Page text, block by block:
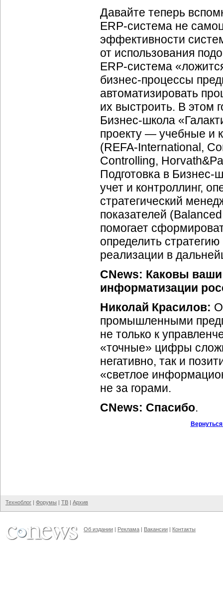
Давайте теперь
ERP-система не
эффективности
от использования
ERP-система
бизнес-процессы
автоматизировать
их выстроить. В этом
Бизнес-школа
проекту — учебные и
(REFA-International,
Controlling,
Подготовка в Бизнес-
учет и контроллинг,
стратегический
показателей
помогает
определить
реализации в
CNews: Каковы
информатизации
Николай Красилов:
промышленными
не только к
«точные» цифры
негативно, так и
«светлое
не за горами.
CNews: Спасибо.
Техноблог | Форумы | ТВ | Архив
Об издании | Реклама | Вакансии | Контакты